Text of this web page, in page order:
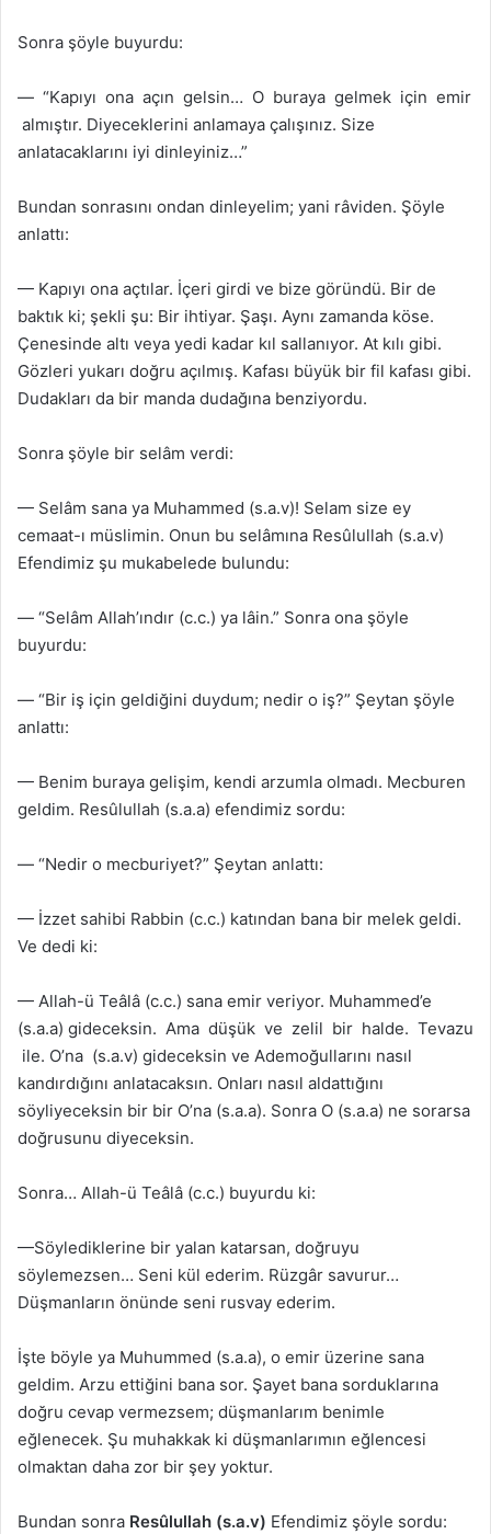
Sonra şöyle buyurdu:
— “Kapıyı ona açın gelsin… O buraya gelmek için emir
almıştır. Diyeceklerini anlamaya çalışınız. Size
anlatacaklarını iyi dinleyiniz…”
Bundan sonrasını ondan dinleyelim; yani râviden. Şöyle
anlattı:
— Kapıyı ona açtılar. İçeri girdi ve bize göründü. Bir de
baktık ki; şekli şu: Bir ihtiyar. Şaşı. Aynı zamanda köse.
Çenesinde altı veya yedi kadar kıl sallanıyor. At kılı gibi.
Gözleri yukarı doğru açılmış. Kafası büyük bir fil kafası gibi.
Dudakları da bir manda dudağına benziyordu.
Sonra şöyle bir selâm verdi:
— Selâm sana ya Muhammed (s.a.v)! Selam size ey
cemaat-ı müslimin. Onun bu selâmına Resûlullah (s.a.v)
Efendimiz şu mukabelede bulundu:
— “Selâm Allah’ındır (c.c.) ya lâin.” Sonra ona şöyle
buyurdu:
— “Bir iş için geldiğini duydum; nedir o iş?” Şeytan şöyle
anlattı:
— Benim buraya gelişim, kendi arzumla olmadı. Mecburen
geldim. Resûlullah (s.a.a) efendimiz sordu:
— “Nedir o mecburiyet?” Şeytan anlattı:
— İzzet sahibi Rabbin (c.c.) katından bana bir melek geldi.
Ve dedi ki:
— Allah-ü Teâlâ (c.c.) sana emir veriyor. Muhammed’e
(s.a.a) gideceksin. Ama düşük ve zelil bir halde. Tevazu
ile. O’na (s.a.v) gideceksin ve Ademoğullarını nasıl
kandırdığını anlatacaksın. Onları nasıl aldattığını
söyliyeceksin bir bir O’na (s.a.a). Sonra O (s.a.a) ne sorarsa
doğrusunu diyeceksin.
Sonra… Allah-ü Teâlâ (c.c.) buyurdu ki:
—Söylediklerine bir yalan katarsan, doğruyu
söylemezsen… Seni kül ederim. Rüzgâr savurur…
Düşmanların önünde seni rusvay ederim.
İşte böyle ya Muhummed (s.a.a), o emir üzerine sana
geldim. Arzu ettiğini bana sor. Şayet bana sorduklarına
doğru cevap vermezsem; düşmanlarım benimle
eğlenecek. Şu muhakkak ki düşmanlarımın eğlencesi
olmaktan daha zor bir şey yoktur.
Bundan sonra Resûlullah (s.a.v) Efendimiz şöyle sordu: